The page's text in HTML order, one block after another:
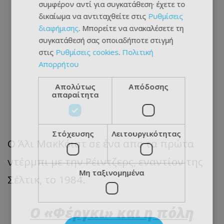
Ο Άλι ΜακΚόιστ σε ένα απο τα πρώτα
ντέρμπι με την Ρέιντζερς, εναντίον της
Σέλτικ, το 1984.
Ο «Φέργκι» και η πόλη
συμφέρον αντί για συγκατάθεση· έχετε το
δικαίωμα να αντιταχθείτε στις Ρυθμίσεις
διαφήμισης. Μπορείτε να ανακαλέσετε τη
συγκατάθεσή σας οποιαδήποτε στιγμή
στις Ρυθμίσεις cookies. Πολιτική
Απορρήτου
Απολύτως
απαραίτητα
Απόδοσης
Στόχευσης Λειτουργικότητας
Μη ταξινομημένα